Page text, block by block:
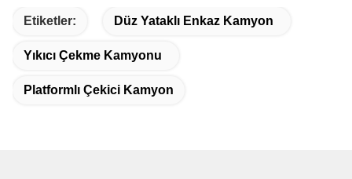
Etiketler: Düz Yataklı Enkaz Kamyon
Yıkıcı Çekme Kamyonu
Platformlı Çekici Kamyon